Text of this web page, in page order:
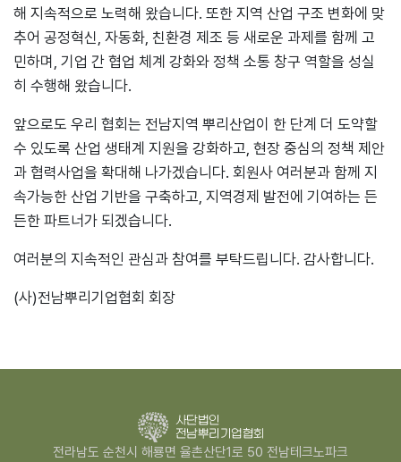
해 지속적으로 노력해 왔습니다. 또한 지역 산업 구조 변화에 맞
추어 공정혁신, 자동화, 친환경 제조 등 새로운 과제를 함께 고
민하며, 기업 간 협업 체계 강화와 정책 소통 창구 역할을 성실
히 수행해 왔습니다.
앞으로도 우리 협회는 전남지역 뿌리산업이 한 단계 더 도약할
수 있도록 산업 생태계 지원을 강화하고, 현장 중심의 정책 제안
과 협력사업을 확대해 나가겠습니다. 회원사 여러분과 함께 지
속가능한 산업 기반을 구축하고, 지역경제 발전에 기여하는 든
든한 파트너가 되겠습니다.
여러분의 지속적인 관심과 참여를 부탁드립니다. 감사합니다.
(사)전남뿌리기업협회 회장
전라남도 순천시 해룡면 율촌산단1로 50 전남테크노파크